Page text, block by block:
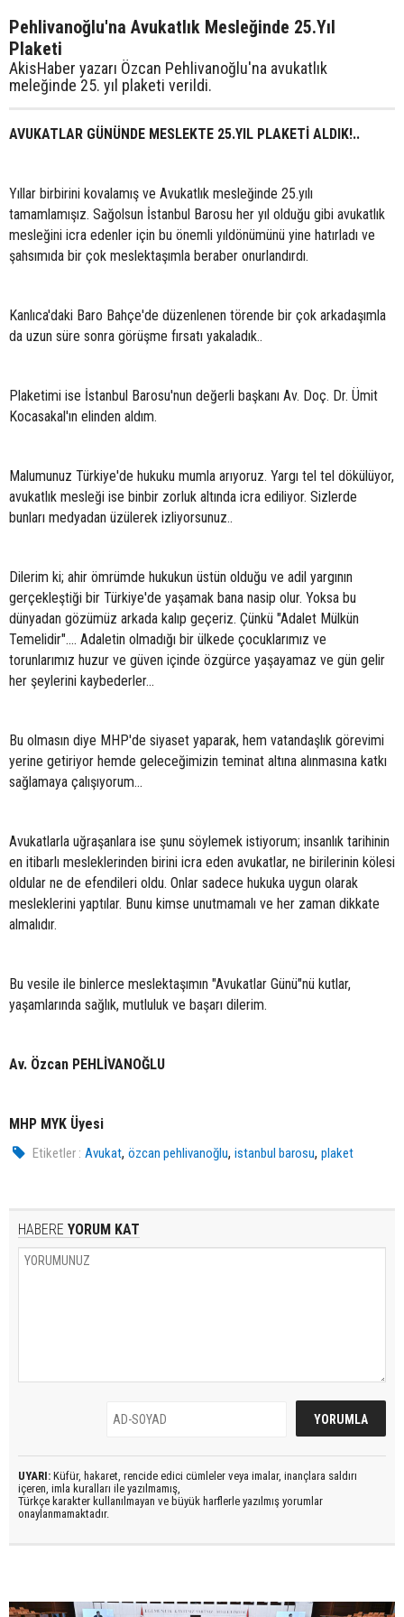
Pehlivanoğlu'na Avukatlık Mesleğinde 25.Yıl
Plaketi
AkisHaber yazarı Özcan Pehlivanoğlu'na avukatlık
meleğinde 25. yıl plaketi verildi.
AVUKATLAR GÜNÜNDE MESLEKTE 25.YIL PLAKETİ ALDIK!..
Yıllar birbirini kovalamış ve Avukatlık mesleğinde 25.yılı
tamamlamışız. Sağolsun İstanbul Barosu her yıl olduğu gibi avukatlık
mesleğini icra edenler için bu önemli yıldönümünü yine hatırladı ve
şahsımıda bir çok meslektaşımla beraber onurlandırdı.
Kanlıca'daki Baro Bahçe'de düzenlenen törende bir çok arkadaşımla
da uzun süre sonra görüşme fırsatı yakaladık..
Plaketimi ise İstanbul Barosu'nun değerli başkanı Av. Doç. Dr. Ümit
Kocasakal'ın elinden aldım.
Malumunuz Türkiye'de hukuku mumla arıyoruz. Yargı tel tel dökülüyor,
avukatlık mesleği ise binbir zorluk altında icra ediliyor. Sizlerde
bunları medyadan üzülerek izliyorsunuz..
Dilerim ki; ahir ömrümde hukukun üstün olduğu ve adil yargının
gerçekleştiği bir Türkiye'de yaşamak bana nasip olur. Yoksa bu
dünyadan gözümüz arkada kalıp geçeriz. Çünkü "Adalet Mülkün
Temelidir".... Adaletin olmadığı bir ülkede çocuklarımız ve
torunlarımız huzur ve güven içinde özgürce yaşayamaz ve gün gelir
her şeylerini kaybederler...
Bu olmasın diye MHP'de siyaset yaparak, hem vatandaşlık görevimi
yerine getiriyor hemde geleceğimizin teminat altına alınmasına katkı
sağlamaya çalışıyorum...
Avukatlarla uğraşanlara ise şunu söylemek istiyorum; insanlık tarihinin
en itibarlı mesleklerinden birini icra eden avukatlar, ne birilerinin kölesi
oldular ne de efendileri oldu. Onlar sadece hukuka uygun olarak
mesleklerini yaptılar. Bunu kimse unutmamalı ve her zaman dikkate
almalıdır.
Bu vesile ile binlerce meslektaşımın "Avukatlar Günü"nü kutlar,
yaşamlarında sağlık, mutluluk ve başarı dilerim.
Av. Özcan PEHLİVANOĞLU
MHP MYK Üyesi
Etiketler : Avukat,özcan pehlivanoğlu,istanbul barosu,plaket
HABERE YORUM KAT
UYARI: Küfür, hakaret, rencide edici cümleler veya imalar, inançlara saldırı
içeren, imla kuralları ile yazılmamış,
Türkçe karakter kullanılmayan ve büyük harflerle yazılmış yorumlar
onaylanmamaktadır.